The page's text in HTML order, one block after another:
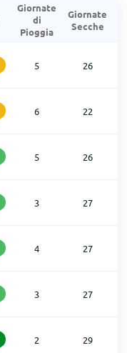
Giornate
di
Pioggia
Giornate
Secche
5 26
6 22
5 26
3 27
4 27
3 27
2 29